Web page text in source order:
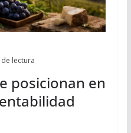
lectura
posicionan en